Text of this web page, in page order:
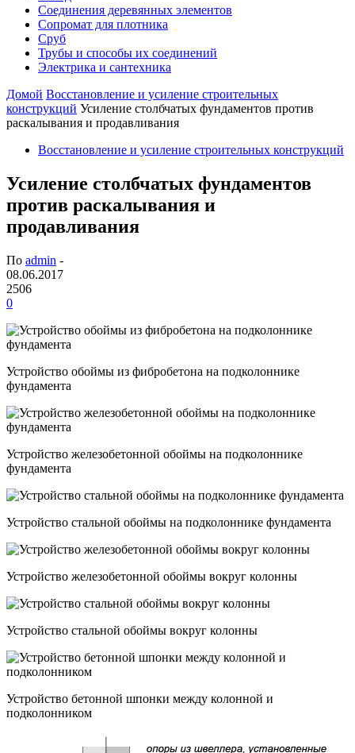
Соединения деревянных элементов
Сопромат для плотника
Сруб
Трубы и способы их соединений
Электрика и сантехника
Домой Восстановление и усиление строительных
конструкций Усиление столбчатых фундаментов против
раскалывания и продавливания
Восстановление и усиление строительных конструкций
Усиление столбчатых фундаментов
против раскалывания и
продавливания
По admin -
08.06.2017
2506
0
Устройство обоймы из фибробетона на подколоннике
фундамента
Устройство железобетонной обоймы на подколоннике
фундамента
Устройство стальной обоймы на подколоннике фундамента
Устройство железобетонной обоймы вокруг колонны
Устройство стальной обоймы вокруг колонны
Устройство бетонной шпонки между колонной и
подколонником